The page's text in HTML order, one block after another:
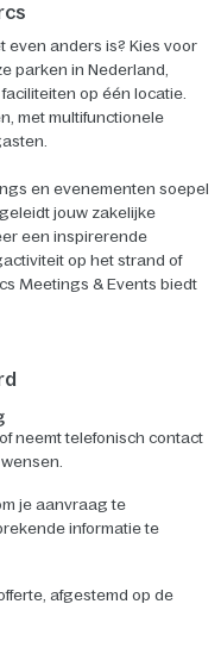
even anders is? Kies voor
parken in Nederland,
op één locatie.
met multifunctionele
en evenementen soepel
jouw zakelijke
een inspirerende
op het strand of
Meetings & Events biedt
neemt telefonisch contact
je aanvraag te
informatie te
afgestemd op de